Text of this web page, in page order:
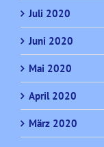
Juli 2020
Juni 2020
Mai 2020
April 2020
März 2020